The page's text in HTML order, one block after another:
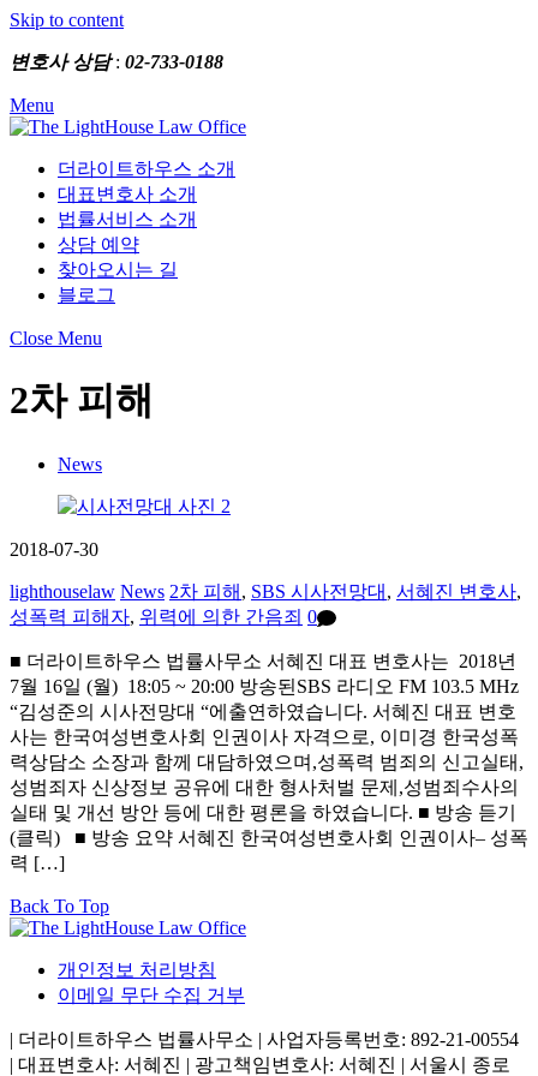
Skip to content
변호사 상담: 02-733-0188
Menu
더라이트하우스 소개
대표변호사 소개
법률서비스 소개
상담 예약
찾아오시는 길
블로그
Close Menu
2차 피해
News
2018-07-30
lighthouselaw News 2차 피해 , SBS 시사전망대 , 서혜진 변호사,
성폭력 피해자, 위력에 의한 간음죄 0
■ 더라이트하우스 법률사무소 서혜진 대표 변호사는 2018년
7월 16일 (월) 18:05 ~ 20:00 방송된SBS 라디오 FM 103.5 MHz
“김성준의 시사전망대 “에출연하였습니다. 서혜진 대표 변호
사는 한국여성변호사회 인권이사 자격으로, 이미경 한국성폭
력상담소 소장과 함께 대담하였으며,성폭력 범죄의 신고실태,
성범죄자 신상정보 공유에 대한 형사처벌 문제,성범죄수사의
실태 및 개선 방안 등에 대한 평론을 하였습니다. ■ 방송 듣기
(클릭) ■ 방송 요약 서혜진 한국여성변호사회 인권이사– 성폭
력 […]
Back To Top
개인정보 처리방침
이메일 무단 수집 거부
| 더라이트하우스 법률사무소 | 사업자등록번호: 892-21-00554
| 대표변호사: 서혜진 | 광고책임변호사: 서혜진 | 서울시 종로